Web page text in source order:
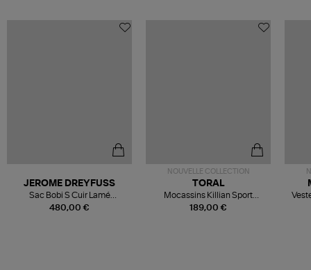
480,00 €
JEROME DREYFUSS
Sac Bobi S Cuir Lamé
Champagne
NOUVELLE COLLECTION
189,00 €
TORAL
Mocassins Killian Sport
Mousse